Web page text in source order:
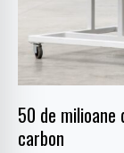
50 de
carbon
şasiu
din
carbon